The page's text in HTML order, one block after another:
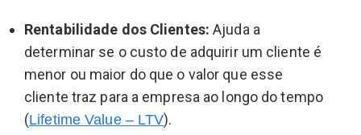
Rentabilidade dos Clientes: Ajuda a
determinar se o custo de adquirir um cliente é
menor ou maior do que o valor que esse
cliente traz para a empresa ao longo do tempo
(Lifetime Value – LTV).